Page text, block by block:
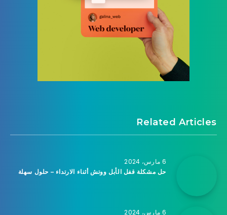
Related Articles
6 مارس، 2024
حل مشكلة قفل الأبل ووتش أثناء الارتداء – حلول سهلة
6 مارس، 2024